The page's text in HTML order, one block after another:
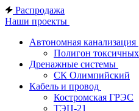
Распродажа
Наши проекты
Автономная канализация
Полигон
Дренажные системы
СК Олимпийский
Кабель и провод
Костромская ГРЭС
ТЭЦ-21